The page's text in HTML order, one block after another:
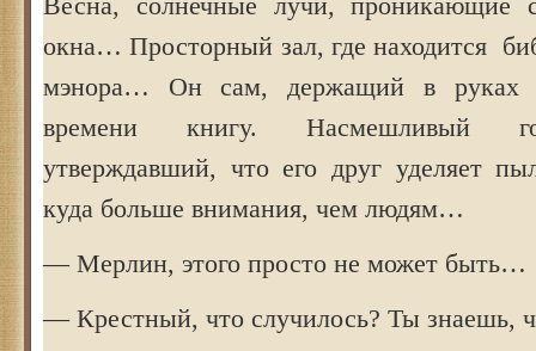
окна… Просторный зал, где находится
мэнора… Он сам, держащий в руках
времени книгу. Насмешливый
утверждавший, что его друг уделяет
куда больше внимания, чем людям…
— Мерлин, этого просто не может быть…
— Крестный, что случилось? Ты знаешь,